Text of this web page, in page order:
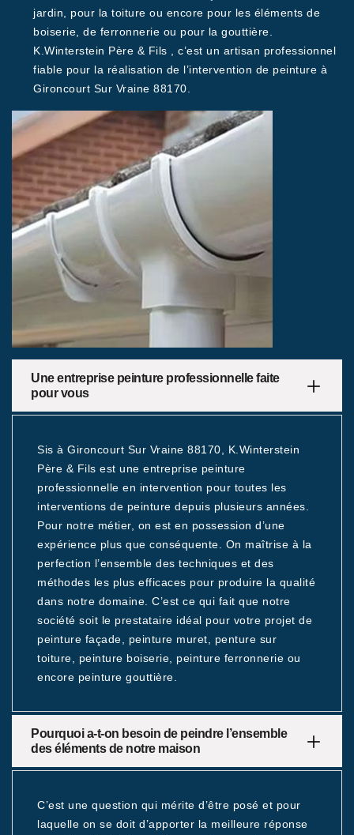
jardin, pour la toiture ou encore pour les éléments de
boiserie, de ferronnerie ou pour la gouttière.
K.Winterstein Père & Fils , c’est un artisan professionnel
fiable pour la réalisation de l’intervention de peinture à
Gironcourt Sur Vraine 88170.
Une entreprise peinture professionnelle faite
pour vous
Sis à Gironcourt Sur Vraine 88170, K.Winterstein
Père & Fils est une entreprise peinture
professionnelle en intervention pour toutes les
interventions de peinture depuis plusieurs années.
Pour notre métier, on est en possession d’une
expérience plus que conséquente. On maîtrise à la
perfection l’ensemble des techniques et des
méthodes les plus efficaces pour produire la qualité
dans notre domaine. C’est ce qui fait que notre
société soit le prestataire idéal pour votre projet de
peinture façade, peinture muret, penture sur
toiture, peinture boiserie, peinture ferronnerie ou
encore peinture gouttière.
Pourquoi a-t-on besoin de peindre l’ensemble
des éléments de notre maison
C’est une question qui mérite d’être posé et pour
laquelle on se doit d’apporter la meilleure réponse